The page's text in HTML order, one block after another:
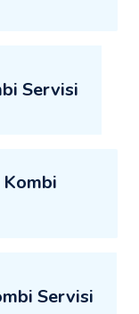
Servisi
Servisi